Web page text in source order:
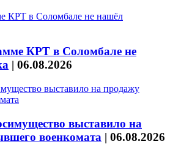
КРТ в Соломбале не
| 06.08.2026
выставило на
военкомата | 06.08.2026